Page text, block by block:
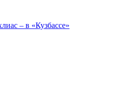
– в «Кузбассе»